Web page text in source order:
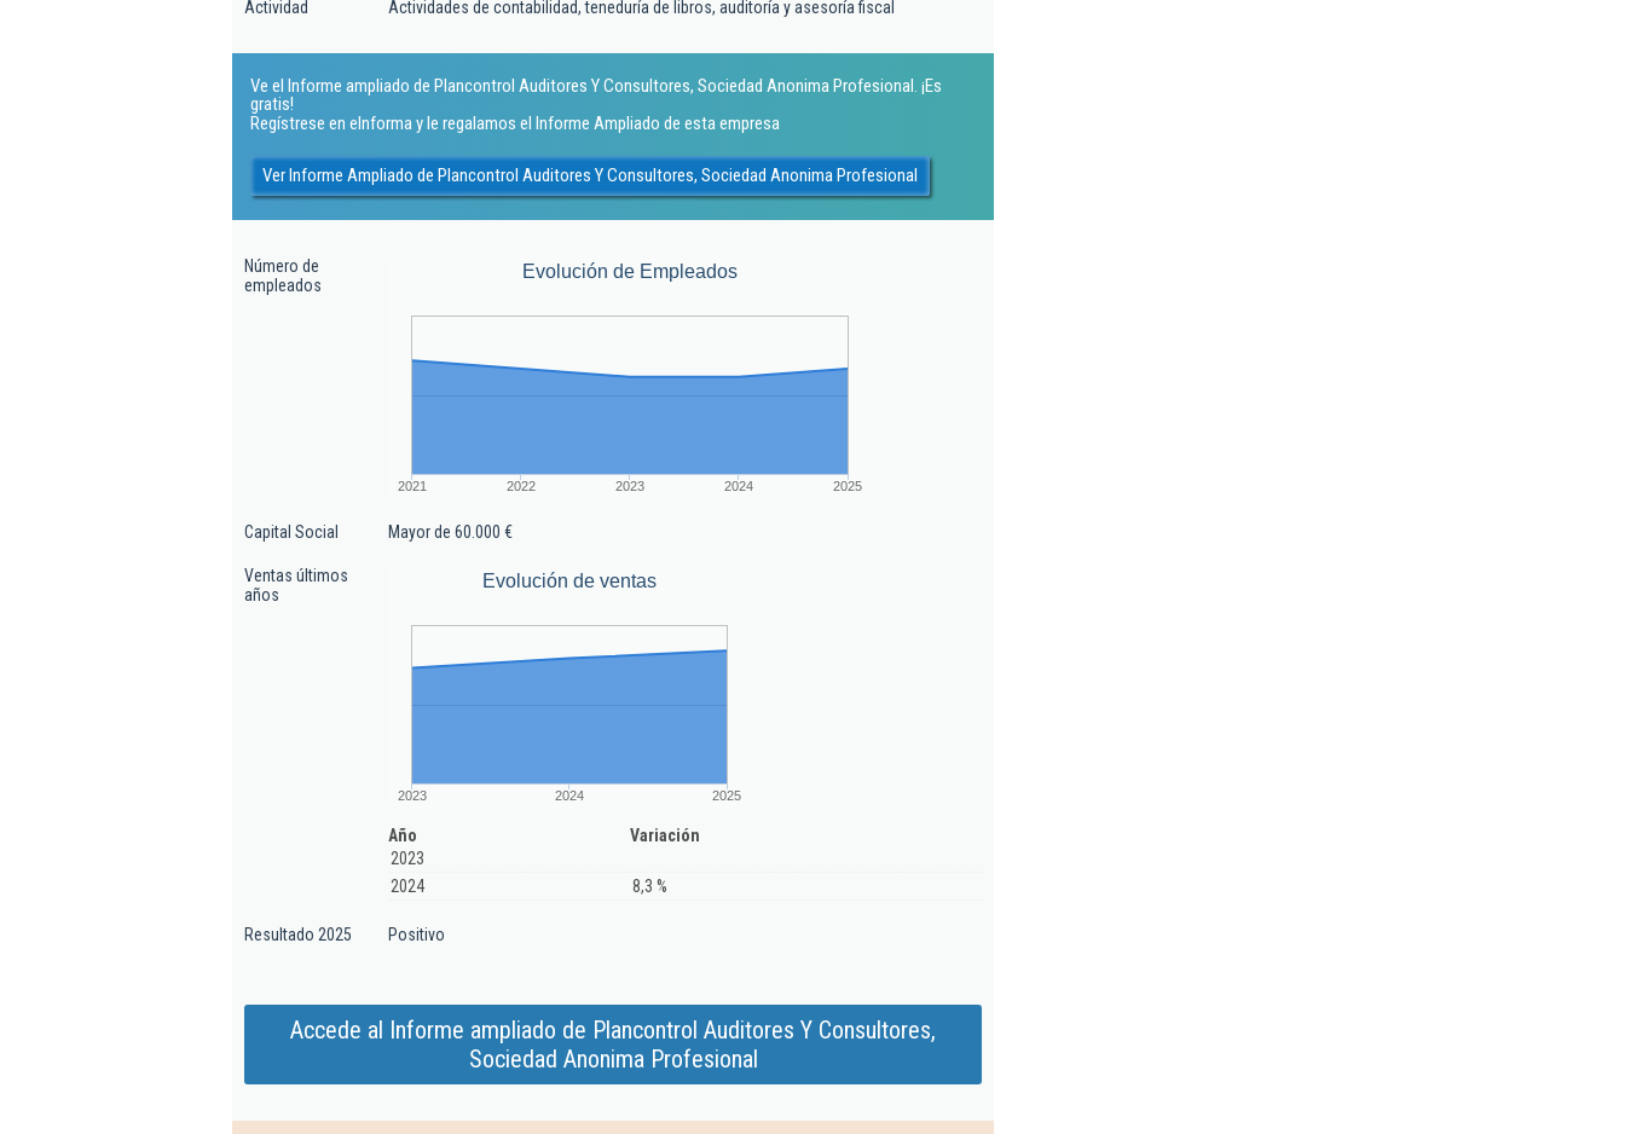
Actividad Actividades de contabilidad, teneduría de libros, auditoría y asesoría fiscal
Ve el Informe ampliado de Plancontrol Auditores Y Consultores, Sociedad Anonima Profesional. ¡Es
gratis!
Regístrese en eInforma y le regalamos el Informe Ampliado de esta empresa
Ver Informe Ampliado de Plancontrol Auditores Y Consultores, Sociedad Anonima Profesional
Número de
empleados
Evolución de Empleados
2021 2022 2023 2024 2025
Capital Social Mayor de 60.000 €
Ventas últimos
años
Evolución de ventas
2023 2024 2025
Año
Variación
2023
2024
8,3 %
Resultado 2025 Positivo
Accede al Informe ampliado de Plancontrol Auditores Y Consultores,
Sociedad Anonima Profesional